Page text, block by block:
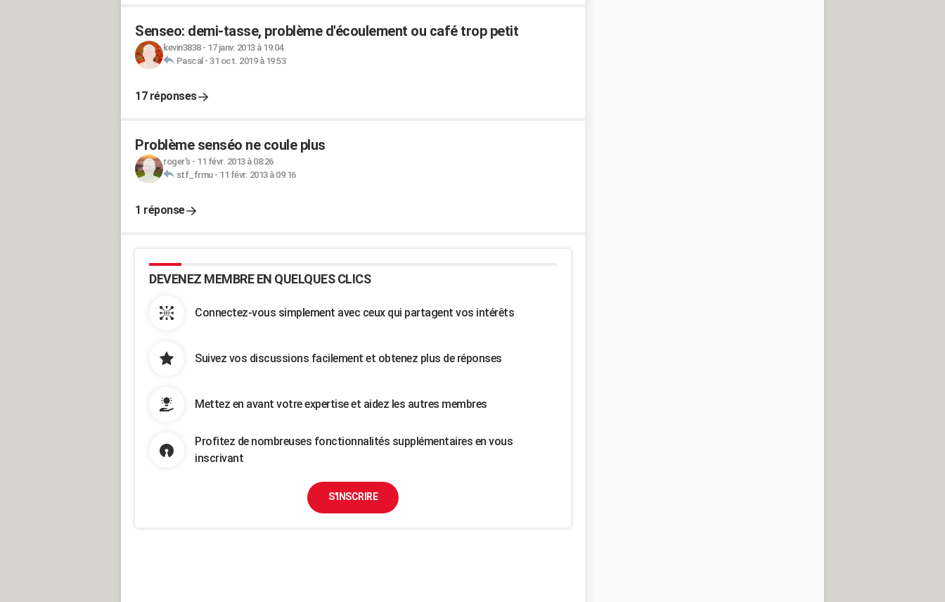
Senseo: demi-tasse, problème d'écoulement ou café trop petit
kevin3838- 17 janv. 2013 à 19:04
Pascal - 31 oct. 2019 à 19:53
17 réponses
Problème senséo ne coule plus
roger's- 11 févr. 2013 à 08:26
stf_frmu- 11 févr. 2013 à 09:16
1 réponse
DEVENEZ MEMBRE EN QUELQUES CLICS
Connectez-vous simplement avec ceux qui partagent vos intérêts
Suivez vos discussions facilement et obtenez plus de réponses
Mettez en avant votre expertise et aidez les autres membres
Profitez de nombreuses fonctionnalités supplémentaires en vous
inscrivant
S'INSCRIRE